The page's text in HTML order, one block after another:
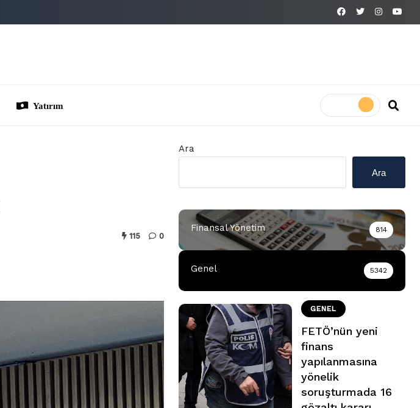
115 0
Ara
Ara
Finansal Yönetim 814
Genel 5342
GENEL
FETÖ’nün yeni
finans
yapılanmasına
yönelik
soruşturmada 16